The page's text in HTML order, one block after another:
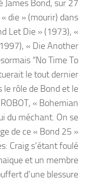
James Bond, sur 27
die » (mourir) dans
Let Die » (1973), «
« Die Another
“No Time To
le tout dernier
le rôle de Bond et le
« Bohemian
du méchant. On se
de ce « Bond 25 »
Craig s’étant foulé
et un membre
d’une blessure